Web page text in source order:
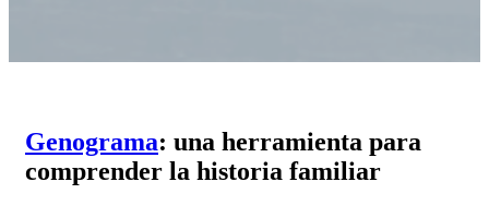
Genograma: una herramienta para
comprender la historia familiar